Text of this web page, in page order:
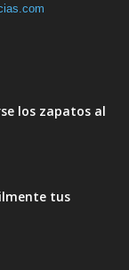
los zapatos al
tus